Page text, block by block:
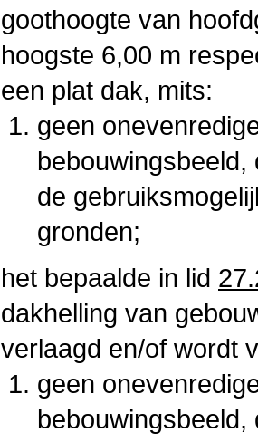
goothoogte van
hoogste 6,00 m
een plat dak, mits:
geen
de
gronden;
het bepaalde in lid
dakhelling van
verlaagd en/of wordt
geen